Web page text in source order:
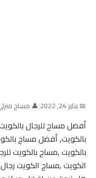
📅 يناير 24, 2022 |👤 مساج منزلي
أفضل مساج للرجال
بالكويت, أفضل مساج
الكويت ,مساج الكويت رجال